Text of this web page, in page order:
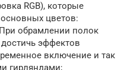
RGB), которые
цветов:
обрамлении полок
эффектов
включение и так
гирляндами;